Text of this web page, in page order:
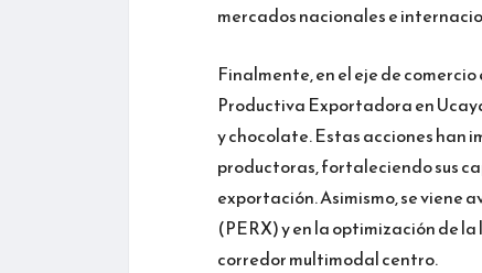
mercados nacionales e
Finalmente, en el eje de
Productiva Exportadora en
y chocolate. Estas acciones han
productoras, fortaleciendo sus
exportación. Asimismo, se viene
(PERX) y en la optimización de
corredor multimodal centro.